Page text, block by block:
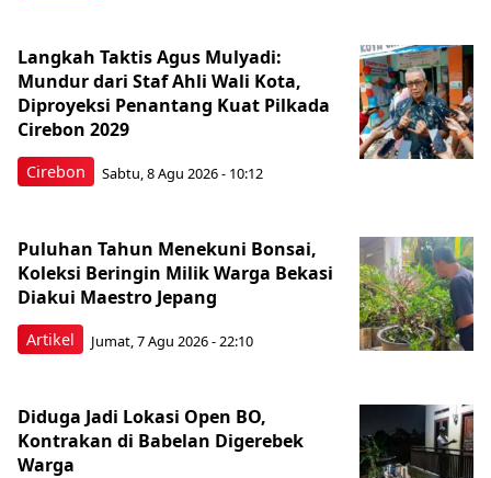
Cirebon
Langkah Taktis Agus Mulyadi:
Mundur dari Staf Ahli Wali Kota,
Diproyeksi Penantang Kuat Pilkada
Cirebon 2029
Sabtu, 8 Agu 2026 - 10:12
Artikel
Puluhan Tahun Menekuni Bonsai,
Koleksi Beringin Milik Warga Bekasi
Diakui Maestro Jepang
Jumat, 7 Agu 2026 - 22:10
Diduga Jadi Lokasi Open BO,
Kontrakan di Babelan Digerebek
Warga